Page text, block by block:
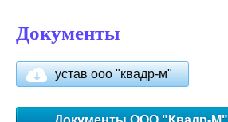
Документы
устав ооо "квадр-м"